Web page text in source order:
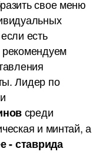
свое меню
есть
Лидер по
среди
и минтай, а
- ставрида